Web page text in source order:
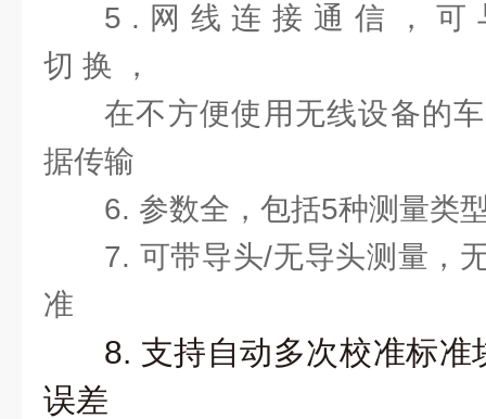
5 . 网 线 连 接 通 信 ， 可
切 换 ，
在不方便使用无线设备的
据传输
6. 参数全，包括5种测量类
7. 可带导头/无导头测量，
准
8. 支持自动多次校准标
误差